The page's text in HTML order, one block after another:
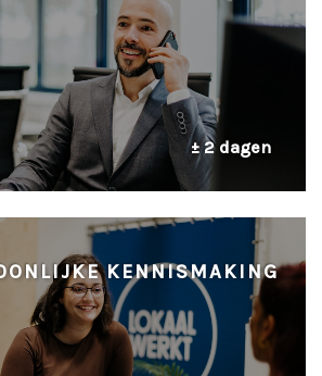
± 2 dagen
KENNISMAKING